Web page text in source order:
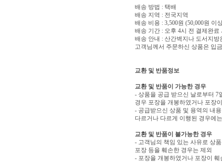
배송 방법 : 택배
배송 지역 : 전국지역
배송 비용 : 3,500원 (50,000원 이
배송 기간 : 오후 4시 전 결제완료
배송 안내 : 산간벽지나 도서지
고객님께서 주문하신 상품은 입
교환 및 반품정보
교환 및 반품이 가능한 경우
- 상품을 공급 받으신 날로부터 7
경우 포장을 개봉하였거나 포장
- 공급받으신 상품 및 용역의 내
다르거나 다르게 이행된 경우에
교환 및 반품이 불가능한 경우
- 고객님의 책임 있는 사유로 상
포장 등을 훼손한 경우는 제외
- 포장을 개봉하였거나 포장이